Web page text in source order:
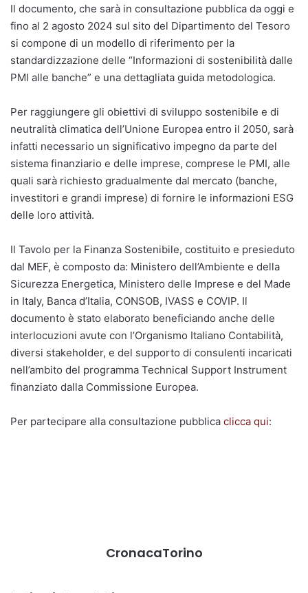
Il documento, che sarà in consultazione pubblica da oggi e
fino al 2 agosto 2024 sul sito del Dipartimento del Tesoro
si compone di un modello di riferimento per la
standardizzazione delle “Informazioni di sostenibilità dalle
PMI alle banche” e una dettagliata guida metodologica.
Per raggiungere gli obiettivi di sviluppo sostenibile e di
neutralità climatica dell’Unione Europea entro il 2050, sarà
infatti necessario un significativo impegno da parte del
sistema finanziario e delle imprese, comprese le PMI, alle
quali sarà richiesto gradualmente dal mercato (banche,
investitori e grandi imprese) di fornire le informazioni ESG
delle loro attività.
Il Tavolo per la Finanza Sostenibile, costituito e presieduto
dal MEF, è composto da: Ministero dell’Ambiente e della
Sicurezza Energetica, Ministero delle Imprese e del Made
in Italy, Banca d’Italia, CONSOB, IVASS e COVIP. Il
documento è stato elaborato beneficiando anche delle
interlocuzioni avute con l’Organismo Italiano Contabilità,
diversi stakeholder, e del supporto di consulenti incaricati
nell’ambito del programma Technical Support Instrument
finanziato dalla Commissione Europea.
Per partecipare alla consultazione pubblica clicca qui:
CronacaTorino